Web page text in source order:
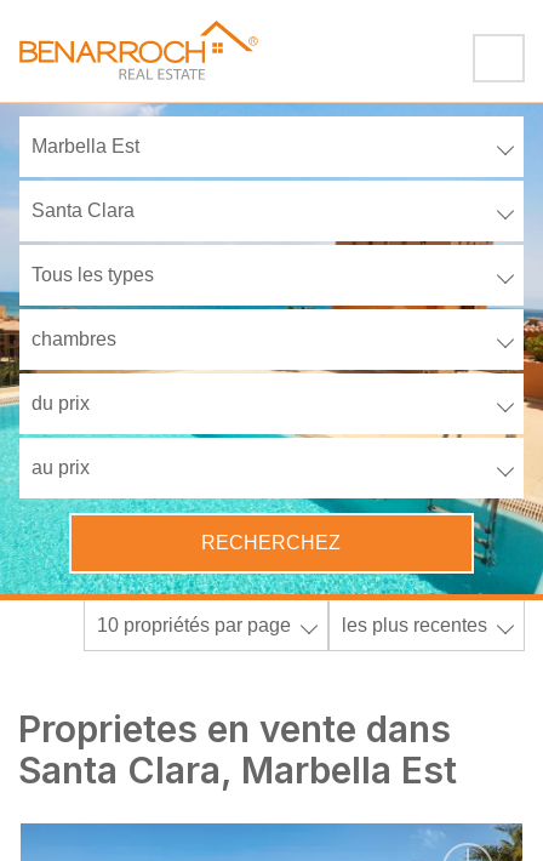
Marbella Est
Santa Clara
Tous les types
chambres
du prix
au prix
RECHERCHEZ
10 propriétés par page les plus recentes
Proprietes en vente dans
Santa Clara, Marbella Est